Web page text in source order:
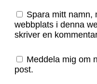
Spara mitt namn,
webbplats i denna
skriver en
Meddela mig om
post.